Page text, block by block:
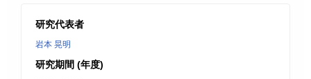
研究代表者
岩本 晃明
研究期間 (年度)